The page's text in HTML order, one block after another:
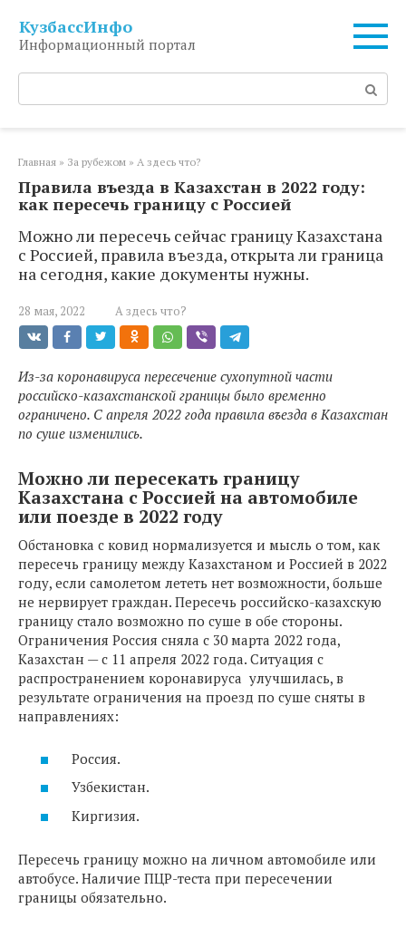
контенту
КузбассИнфо
Информационный портал
Поиск:
Главная » За рубежом » А здесь что?
Правила въезда в Казахстан в 2022 году:
как пересечь границу с Россией
Можно ли пересечь сейчас границу Казахстана
с Россией, правила въезда, открыта ли граница
на сегодня, какие документы нужны.
28 мая, 2022 А здесь что?
Из-за коронавируса пересечение сухопутной части
российско-казахстанской границы было временно
ограничено. С апреля 2022 года правила въезда в Казахстан
по суше изменились.
Можно ли пересекать границу
Казахстана с Россией на автомобиле
или поезде в 2022 году
Обстановка с ковид нормализуется и мысль о том, как
пересечь границу между Казахстаном и Россией в 2022
году, если самолетом лететь нет возможности, больше
не нервирует граждан. Пересечь российско-казахскую
границу стало возможно по суше в обе стороны.
Ограничения Россия сняла с 30 марта 2022 года,
Казахстан — с 11 апреля 2022 года. Ситуация с
распространением коронавируса улучшилась, в
результате ограничения на проезд по суше сняты в
направлениях:
Россия.
Узбекистан.
Киргизия.
Пересечь границу можно на личном автомобиле или
автобусе. Наличие ПЦР-теста при пересечении
границы обязательно.